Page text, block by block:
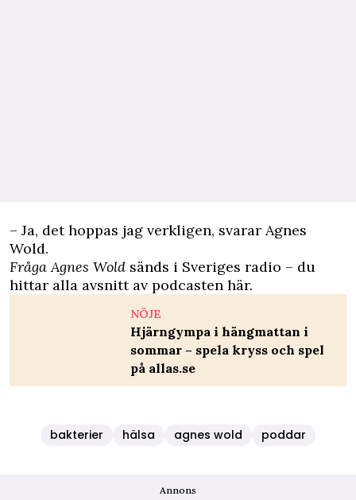
– Ja, det hoppas jag verkligen, svarar Agnes
Wold.
Fråga Agnes Wold sänds i Sveriges radio – du
hittar alla avsnitt av podcasten här.
NÖJE
Hjärngympa i hängmattan i
sommar – spela kryss och spel
på allas.se
bakterier hälsa agnes wold poddar
Annons